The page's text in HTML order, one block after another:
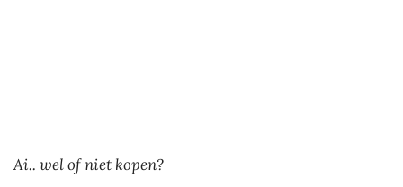
Ai.. wel of niet kopen?